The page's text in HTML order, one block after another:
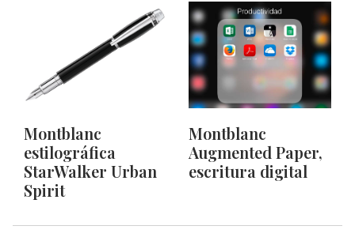
Montblanc
estilográfica
StarWalker Urban
Spirit
Montblanc
Augmented Paper,
escritura digital